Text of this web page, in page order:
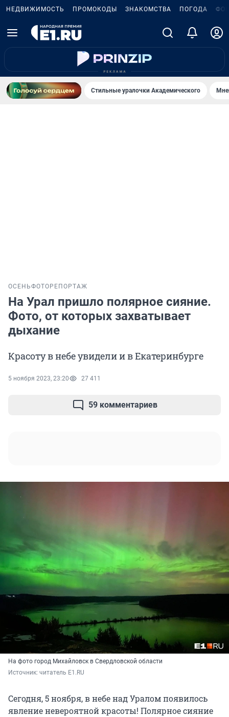
НЕДВИЖИМОСТЬ ПРОМОКОДЫ ЗНАКОМСТВА ПОГОДА
Стильные уралочки Академического
ОСЕНЬФОТОРЕПОРТАЖ
На Урал пришло полярное сияние.
Фото, от которых захватывает
дыхание
Красоту в небе увидели и в Екатеринбурге
5 ноября 2023, 23:20 27 411
59 комментариев
На фото город Михайловск в Свердловской области
Источник: читатель E1.RU
Сегодня, 5 ноября, в небе над Уралом появилось
явление невероятной красоты! Полярное сияние